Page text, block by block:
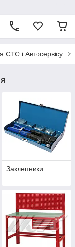
СТО і Автосервісу
Заклепники